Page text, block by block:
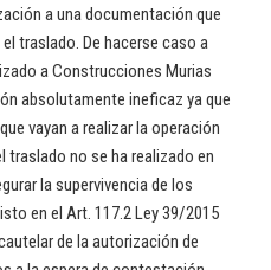
a una documentación que
traslado. De hacerse caso a
a Construcciones Murias
absolutamente ineficaz ya que
vayan a realizar la operación
traslado no se ha realizado en
la supervivencia de los
en el Art. 117.2 Ley 39/2015
de la autorización de